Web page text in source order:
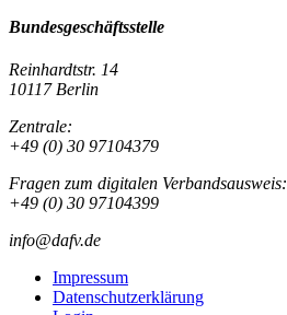
Bundesgeschäftsstelle
Reinhardtstr. 14
10117 Berlin
Zentrale:
+49 (0) 30 97104379
Fragen zum digitalen Verbandsausweis:
+49 (0) 30 97104399
info@dafv.de
Impressum
Datenschutzerklärung